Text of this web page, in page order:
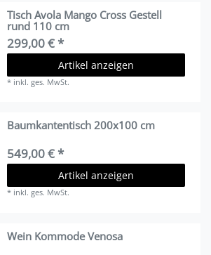
Tisch Avola Mango Cross Gestell
rund 110 cm
299,00 € *
Artikel anzeigen
* inkl. ges. MwSt.
Baumkantentisch 200x100 cm
549,00 € *
Artikel anzeigen
* inkl. ges. MwSt.
Wein Kommode Venosa